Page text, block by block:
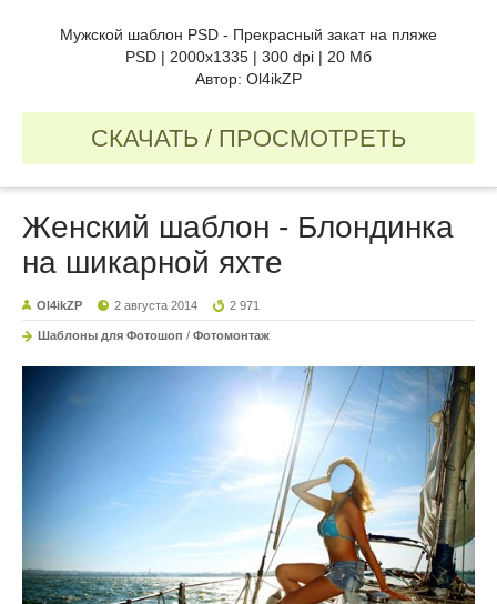
Мужской шаблон PSD - Прекрасный закат на пляже
PSD | 2000x1335 | 300 dpi | 20 Мб
Автор: Ol4ikZP
СКАЧАТЬ / ПРОСМОТРЕТЬ
Женский шаблон - Блондинка
на шикарной яхте
Ol4ikZP 2 августа 2014 2 971
Шаблоны для Фотошоп / Фотомонтаж